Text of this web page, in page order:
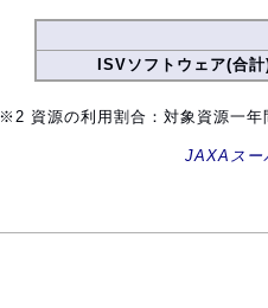
ISVソフトウェア(合計
※2 資源の利用割合：対象資源一年
JAXAスー